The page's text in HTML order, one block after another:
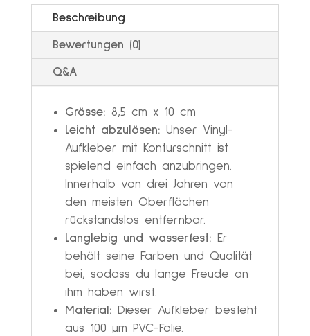
r
i
e
:
Beschreibung
Bewertungen (0)
Q&A
Grösse: 8,5 cm x 10 cm
Leicht abzulösen: Unser Vinyl-
Aufkleber mit Konturschnitt ist
spielend einfach anzubringen.
Innerhalb von drei Jahren von
den meisten Oberflächen
rückstandslos entfernbar.
Langlebig und wasserfest: Er
behält seine Farben und Qualität
bei, sodass du lange Freude an
ihm haben wirst.
Material: Dieser Aufkleber besteht
aus 100 µm PVC-Folie.